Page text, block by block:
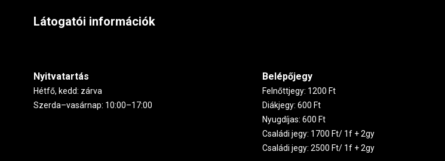
Látogatói információk
Nyitvatartás
Hétfő, kedd: zárva
Szerda–vasárnap: 10:00–17:00
Belépőjegy
Felnőttjegy: 1200 Ft
Diákjegy: 600 Ft
Nyugdíjas: 600 Ft
Családi jegy: 1700 Ft/ 1f + 2gy
Családi jegy: 2500 Ft/ 1f + 2gy